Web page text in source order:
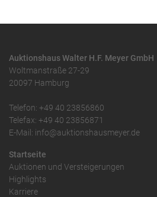
Auktionshaus Walter H.F. Meyer GmbH
Woltmanstraße 27-29
20097 Hamburg
Telefon: +49 40 23856860
Telefax: +49 40 23856871
E-Mail: info@auktionshausmeyer.de
Startseite
Auktionen und Versteigerungen
Highlights
Karriere